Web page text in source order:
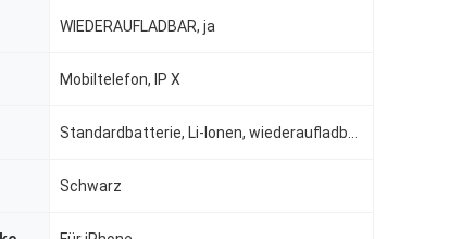
WIEDERAUFLADBAR, ja
Mobiltelefon, IP X
Schwarz